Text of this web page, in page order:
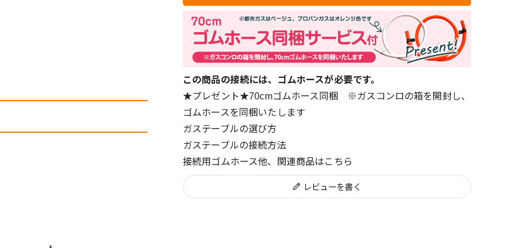
この商品の接続には、ゴムホースが必要です。
★プレゼント★70cmゴムホース同梱 ※ガスコンロの箱を開封し、
ゴムホースを同梱いたします
ガステーブルの選び方
ガステーブルの接続方法
接続用ゴムホース他、関連商品はこちら
レビューを書く